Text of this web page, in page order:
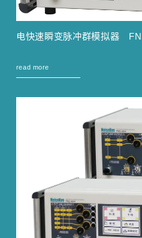
电快速瞬变脉冲群模拟器
read more